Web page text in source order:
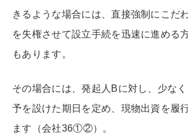
きるような場合には、直接強制にこだ
を失権させて設立手続を迅速に進める
もあります。
その場合には、発起人Bに対し、少な
予を設けた期日を定め、現物出資を履
ます（会社36①②）。